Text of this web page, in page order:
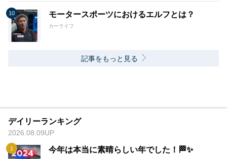
モータースポーツにおけるエルフとは？
カーライフ
記事をもっと見る
デイリーランキング
2026.08.09UP
今年は本当に素晴らしい年でした！🏁✨